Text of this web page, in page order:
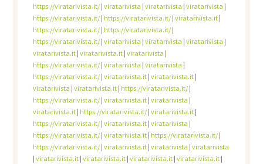
https://viratarivista.it/| viratarivista | viratarivista | viratarivista |
https://viratarivista.it/| https://viratarivista.it/| viratarivista.it|
https://viratarivista.it/| https://viratarivista.it/|
https://viratarivista.it/| viratarivista | viratarivista | viratarivista |
viratarivista.it| viratarivista.it| viratarivista |
https://viratarivista.it/| viratarivista | viratarivista |
https://viratarivista.it/| viratarivista.it| viratarivista.it|
viratarivista | viratarivista.it| https://viratarivista.it/|
https://viratarivista.it/| viratarivista.it| viratarivista |
viratarivista.it| https://viratarivista.it/| viratarivista.it|
https://viratarivista.it/| viratarivista.it| viratarivista |
https://viratarivista.it/| viratarivista.it| https://viratarivista.it/|
https://viratarivista.it/| viratarivista.it| viratarivista | viratarivista
| viratarivista.it| viratarivista.it| viratarivista.it| viratarivista.it|